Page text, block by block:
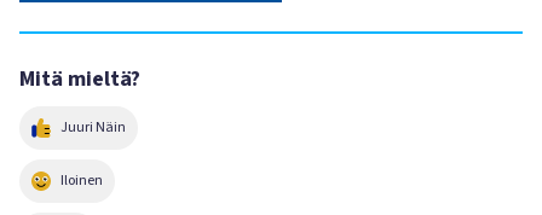
Mitä mieltä?
Juuri Näin
Iloinen